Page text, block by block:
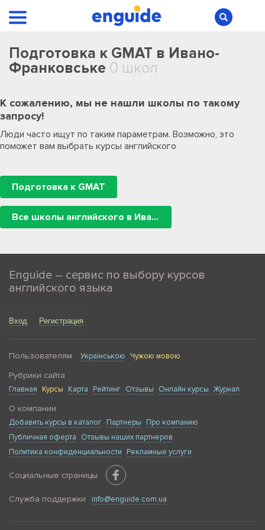
Подготовка к GMAT в Ивано-
Франковське 0 школ
К сожалению, мы не нашли школы по такому
запросу!
Люди часто ищут по таким параметрам. Возможно, это
поможет вам выбрать курсы английского
Подготовка к GMAT
Все школы английского в Ивано-Франковське
Enguide – сервис по выбору курсов
английского языка
Вход Регистрация
Пользователям Українською Чужою мовою
Рубрики сайта
Главная Курсы Карта Рейтинг Отзывы Онлайн курсы Журнал
О компании
Добавить курсы в каталог Партнеры
Про компанию
Публичная оферта
Отзывы наших партнеров
Политика конфиденциальности
Рекламные услуги
Социальные страницы
Служба поддержки info@enguide.com.ua